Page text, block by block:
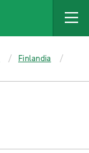
Finlandia